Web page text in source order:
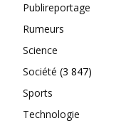
Publireportage
Rumeurs
Science
Société (3 847)
Sports
Technologie